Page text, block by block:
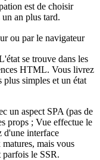
est de choisir
un an plus tard.
ou par le navigateur
se trouve dans les
HTML. Vous livrez
plus simples et un état
un aspect SPA (pas de
props ; Vue effectue le
d'une interface
mais vous
parfois le SSR.